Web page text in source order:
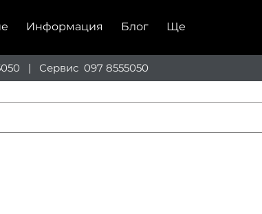
Информация Блог Ще
| Сервис 097 8555050